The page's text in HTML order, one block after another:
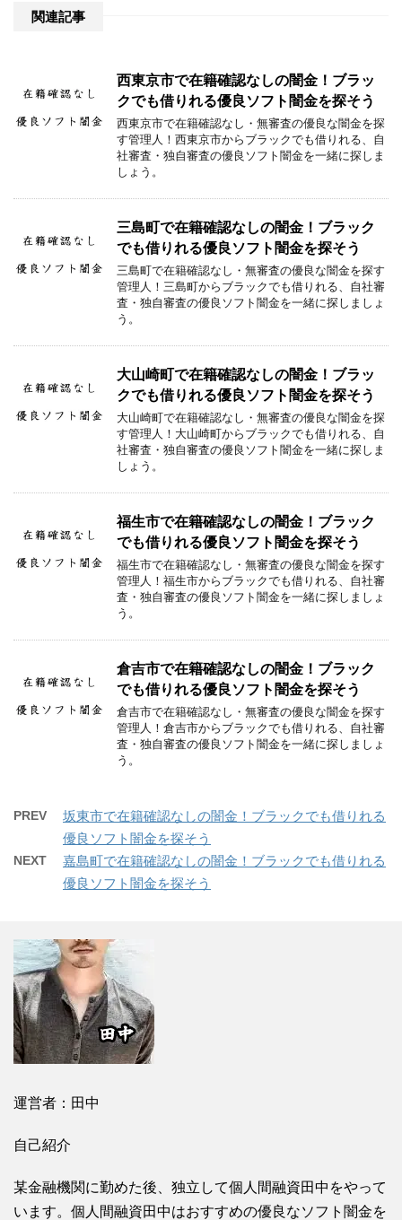
関連記事
西東京市で在籍確認なしの闇金！ブラッ
クでも借りれる優良ソフト闇金を探そう
西東京市で在籍確認なし・無審査の優良な闇金を探
す管理人！西東京市からブラックでも借りれる、自
社審査・独自審査の優良ソフト闇金を一緒に探しま
しょう。
三島町で在籍確認なしの闇金！ブラック
でも借りれる優良ソフト闇金を探そう
三島町で在籍確認なし・無審査の優良な闇金を探す
管理人！三島町からブラックでも借りれる、自社審
査・独自審査の優良ソフト闇金を一緒に探しましょ
う。
大山崎町で在籍確認なしの闇金！ブラッ
クでも借りれる優良ソフト闇金を探そう
大山崎町で在籍確認なし・無審査の優良な闇金を探
す管理人！大山崎町からブラックでも借りれる、自
社審査・独自審査の優良ソフト闇金を一緒に探しま
しょう。
福生市で在籍確認なしの闇金！ブラック
でも借りれる優良ソフト闇金を探そう
福生市で在籍確認なし・無審査の優良な闇金を探す
管理人！福生市からブラックでも借りれる、自社審
査・独自審査の優良ソフト闇金を一緒に探しましょ
う。
倉吉市で在籍確認なしの闇金！ブラック
でも借りれる優良ソフト闇金を探そう
倉吉市で在籍確認なし・無審査の優良な闇金を探す
管理人！倉吉市からブラックでも借りれる、自社審
査・独自審査の優良ソフト闇金を一緒に探しましょ
う。
PREV
坂東市で在籍確認なしの闇金！ブラックでも借りれる
優良ソフト闇金を探そう
NEXT
嘉島町で在籍確認なしの闇金！ブラックでも借りれる
優良ソフト闇金を探そう
運営者：田中
自己紹介
某金融機関に勤めた後、独立して個人間融資田中をやって
います。個人間融資田中はおすすめの優良なソフト闇金を